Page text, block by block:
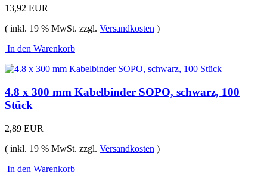
13,92 EUR
( inkl. 19 % MwSt. zzgl. Versandkosten )
In den Warenkorb
4.8 x 300 mm Kabelbinder SOPO, schwarz, 100
Stück
2,89 EUR
( inkl. 19 % MwSt. zzgl. Versandkosten )
In den Warenkorb